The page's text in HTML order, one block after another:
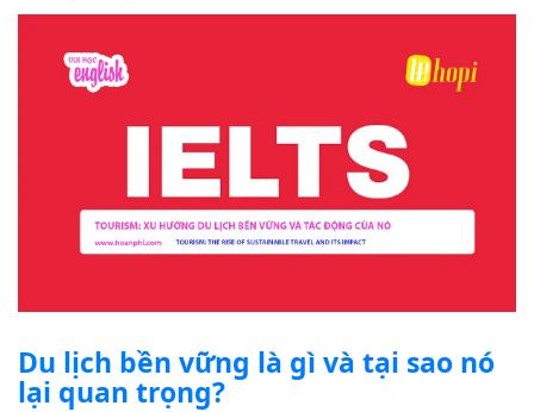
Du lịch bền vững là gì và tại sao nó
lại quan trọng?